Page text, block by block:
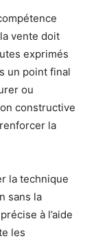
vente doit
exprimés
un point final
ou
constructive
la
la technique
sans la
à l’aide
les